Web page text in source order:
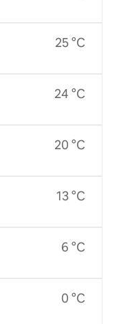
25 °C
24 °C
20 °C
13 °C
6 °C
0 °C